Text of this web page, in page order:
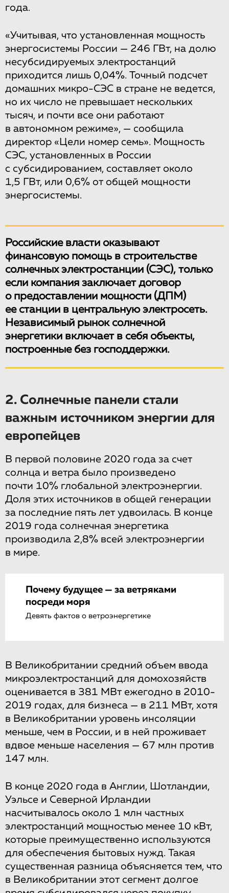
года.
«Учитывая, что установленная мощность
энергосистемы России — 246 ГВт, на долю
несубсидируемых электростанций
приходится лишь 0,04%. Точный подсчет
домашних микро-СЭС в стране не ведется,
но их число не превышает нескольких
тысяч, и почти все они работают
в автономном режиме», — сообщила
директор «Цели номер семь». Мощность
СЭС, установленных в России
с субсидированием, составляет около
1,5 ГВт, или 0,6% от общей мощности
энергосистемы.
Российские власти оказывают
финансовую помощь в строительстве
солнечных электростанции (СЭС), только
если компания заключает договор
о предоставлении мощности (ДПМ)
ее станции в центральную электросеть.
Независимый рынок солнечной
энергетики включает в себя объекты,
построенные без господдержки.
2. Солнечные панели стали
важным источником энергии для
европейцев
В первой половине 2020 года за счет
солнца и ветра было произведено
почти 10% глобальной электроэнергии.
Доля этих источников в общей генерации
за последние пять лет удвоилась. В конце
2019 года солнечная энергетика
производила 2,8% всей электроэнергии
в мире.
Почему будущее — за ветряками
посреди моря
Девять фактов о ветроэнергетике
В Великобритании средний объем ввода
микроэлектростанций для домохозяйств
оценивается в 381 МВт ежегодно в 2010-
2019 годах, для бизнеса — в 211 МВт, хотя
в Великобритании уровень инсоляции
меньше, чем в России, и в ней проживает
вдвое меньше населения — 67 млн против
147 млн.
В конце 2020 года в Англии, Шотландии,
Уэльсе и Северной Ирландии
насчитывалось около 1 млн частных
электростанций мощностью менее 10 кВт,
которые преимущественно используются
для обеспечения бытовых нужд. Такая
существенная разница объясняется тем, что
в Великобритании этот сегмент долгое